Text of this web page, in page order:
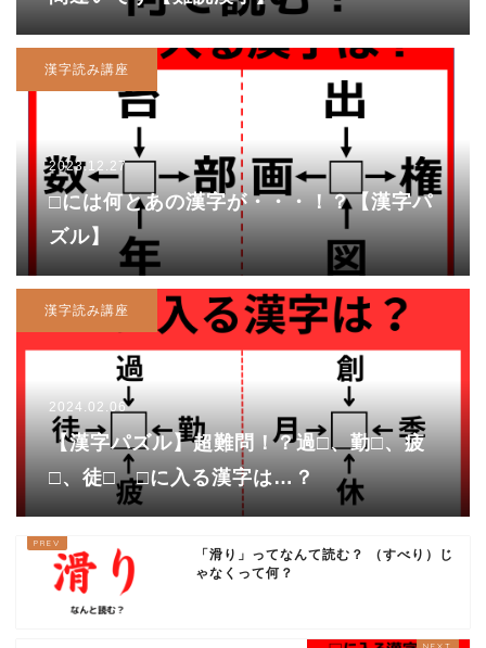
漢字読み講座
2023.12.27
□には何とあの漢字が・・・！？【漢字パ
ズル】
漢字読み講座
2024.02.06
【漢字パズル】超難問！？過□、勤□、疲
□、徒□ □に入る漢字は…？
「滑り」ってなんて読む？ （すべり）じ
ゃなくって何？